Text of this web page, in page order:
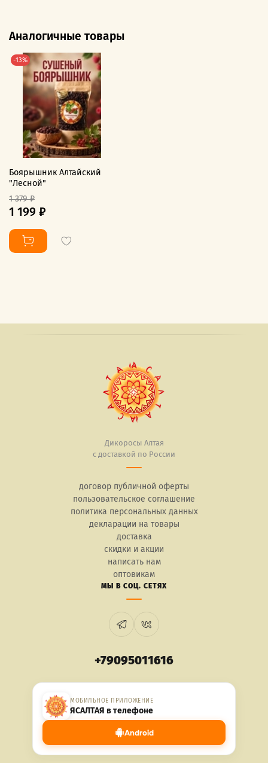
Аналогичные товары
-13%
Боярышник Алтайский
"Лесной"
1 379 ₽
1 199 ₽
Дикоросы Алтая
с доставкой по России
договор публичной оферты
пользовательское соглашение
политика персональных данных
декларации на товары
доставка
скидки и акции
написать нам
оптовикам
МЫ В СОЦ. СЕТЯХ
+79095011616
МОБИЛЬНОЕ ПРИЛОЖЕНИЕ
ЯСАЛТАЯ в телефоне
Android